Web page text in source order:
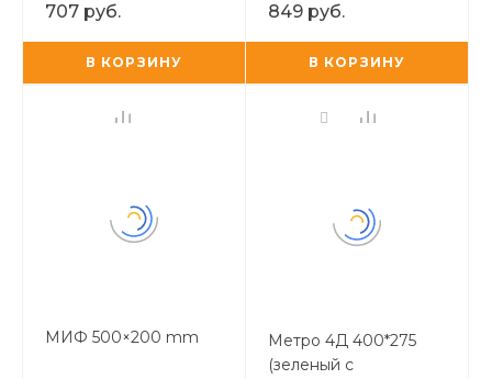
707 руб.
В КОРЗИНУ
849 руб.
В КОРЗИНУ
МИФ 500×200 mm
Метро 4Д 400*275
(зеленый с